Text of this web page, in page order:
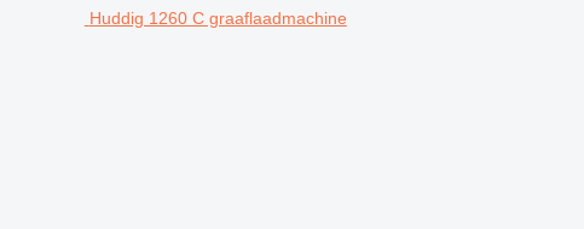
Huddig 1260 C graaflaadmachine